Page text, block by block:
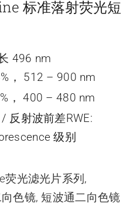
标准落射荧光短
496 nm
， 512 – 900 nm
， 400 – 480 nm
反射波前差RWE:
级别
荧光滤光片系列 ,
色镜, 短波通二向色镜